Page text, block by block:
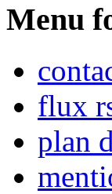
Menu
flux
plan